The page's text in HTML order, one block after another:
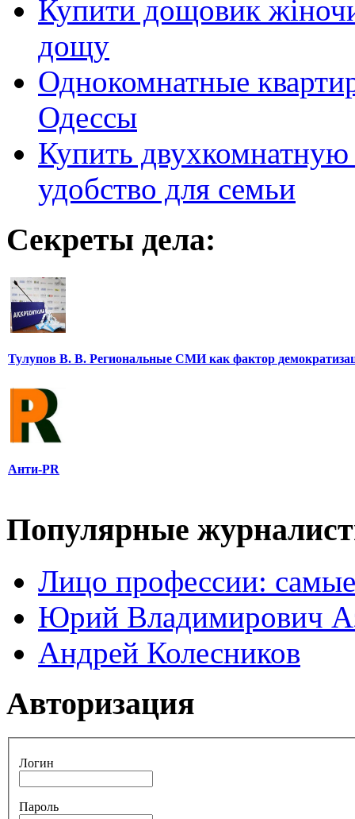
Купити дощовик
дощу
Однокомнатные
Одессы
Купить
удобство для семьи
Секреты дела:
Тулупов В. В. Региональные СМИ как фактор
Анти-PR
Популярные
Лицо профессии:
Юрий Владимирович
Андрей Колесников
Авторизация
Логин
Пароль